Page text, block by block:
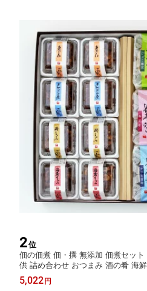
2位
佃の佃煮 佃・撰 無添加 佃煮セッ
供 詰め合わせ おつまみ 酒の肴 海
贈り物 お取り寄せ グルメ 内祝い
老の日 誕生日 老舗の味 食べ比べ お
5,022 円